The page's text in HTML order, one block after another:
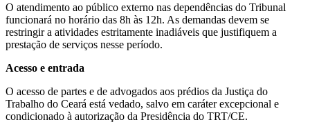
O atendimento ao público externo nas dependências do Tribunal
funcionará no horário das 8h às 12h. As demandas devem se
restringir a atividades estritamente inadiáveis que justifiquem a
prestação de serviços nesse período.
Acesso e entrada
O acesso de partes e de advogados aos prédios da Justiça do
Trabalho do Ceará está vedado, salvo em caráter excepcional e
condicionado à autorização da Presidência do TRT/CE.